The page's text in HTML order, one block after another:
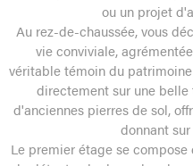
ou un projet
Au rez-de-chaussée, vous
vie conviviale,
véritable témoin du
directement sur une belle
d'anciennes pierres de sol,
donnant
Le premier étage se